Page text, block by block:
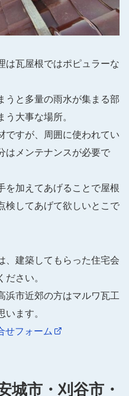
は瓦屋根ではポピュラーな
うと多量の雨水が集まる部
大事な場所。
ですが、周囲に使われてい
はメンテナンスが必要で
を加えてあげることで屋根
検してあげて欲しいとこで
、建築してもらった住宅会
さい。
浜市近郊の方はマルワ瓦工
ます。
せフォーム
城市・刈谷市・